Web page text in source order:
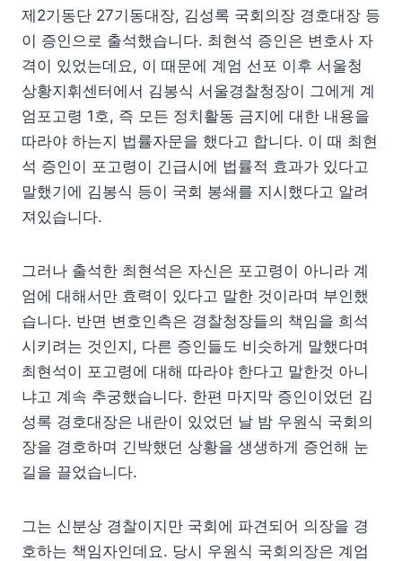
제2기동단 27기동대장, 김성록 국회의장 경호대장 등
이 증인으로 출석했습니다. 최현석 증인은 변호사 자
격이 있었는데요, 이 때문에 계엄 선포 이후 서울청
상황지휘센터에서 김봉식 서울경찰청장이 그에게 계
엄포고령 1호, 즉 모든 정치활동 금지에 대한 내용을
따라야 하는지 법률자문을 했다고 합니다. 이 때 최현
석 증인이 포고령이 긴급시에 법률적 효과가 있다고
말했기에 김봉식 등이 국회 봉쇄를 지시했다고 알려
져있습니다.
그러나 출석한 최현석은 자신은 포고령이 아니라 계
엄에 대해서만 효력이 있다고 말한 것이라며 부인했
습니다. 반면 변호인측은 경찰청장들의 책임을 희석
시키려는 것인지, 다른 증인들도 비슷하게 말했다며
최현석이 포고령에 대해 따라야 한다고 말한것 아니
냐고 계속 추궁했습니다. 한편 마지막 증인이었던 김
성록 경호대장은 내란이 있었던 날 밤 우원식 국회의
장을 경호하며 긴박했던 상황을 생생하게 증언해 눈
길을 끌었습니다.
그는 신분상 경찰이지만 국회에 파견되어 의장을 경
호하는 책임자인데요. 당시 우원식 국회의장은 계엄